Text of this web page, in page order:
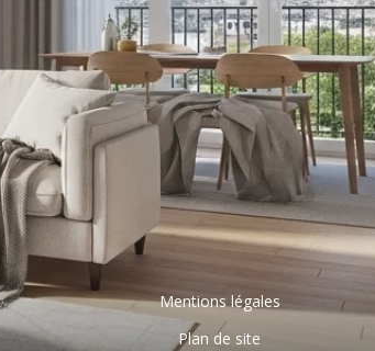
Mentions légales
Plan de site